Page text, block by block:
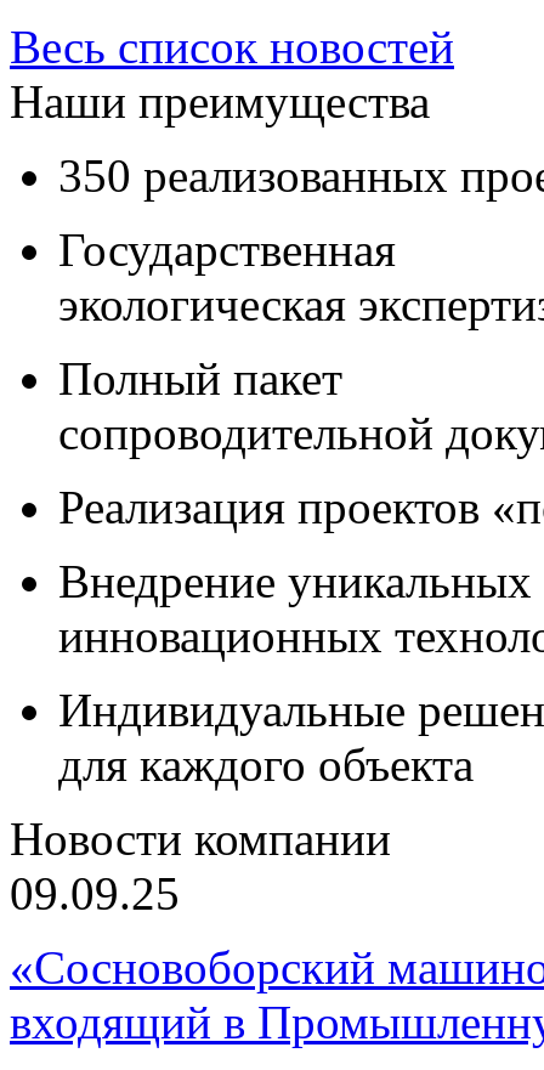
Весь список новостей
Наши преимущества
350 реализованных
Государственная
экологическая
Полный пакет
сопроводительной
Реализация проектов
Внедрение уникальных
инновационных
Индивидуальные
для каждого объекта
Новости компании
09.09.25
«Сосновоборский
входящий в